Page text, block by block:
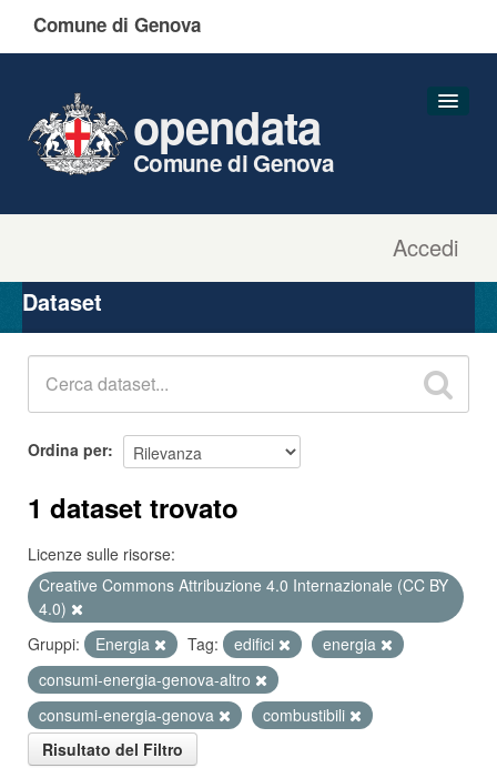
Comune di Genova
Accedi
opendata
Comune di Genova
Organizzazioni
Gruppi
Dataset
Ordina per
1 dataset trovato
Licenze sulle risorse:
Creative Commons Attribuzione 4.0 Internazionale (CC BY
4.0)
Gruppi:
Energia Tag: edifici
energia
consumi-energia-genova-altro
consumi-energia-genova
combustibili
Risultato del Filtro